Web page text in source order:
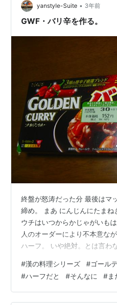
かぼちゃ）が地雷原になること
yanstyle-Suite • 3年前
GWF・バリ辛を作る。
終盤が怒涛だった分 最後はマ
締め。 まあ にんじんにたまね
ウチはいつからかじゃがいも
人のオーダーにより不本意な
ハーフ。 いや絶対。とは言わ
妥協。 さて 実食。 ・・・うー
つ大雑把に市販品の傾向と し
無くなる気がする。 なのでカ
#漢の料理シリーズ #ゴール
#ハーフだと #そんなに #